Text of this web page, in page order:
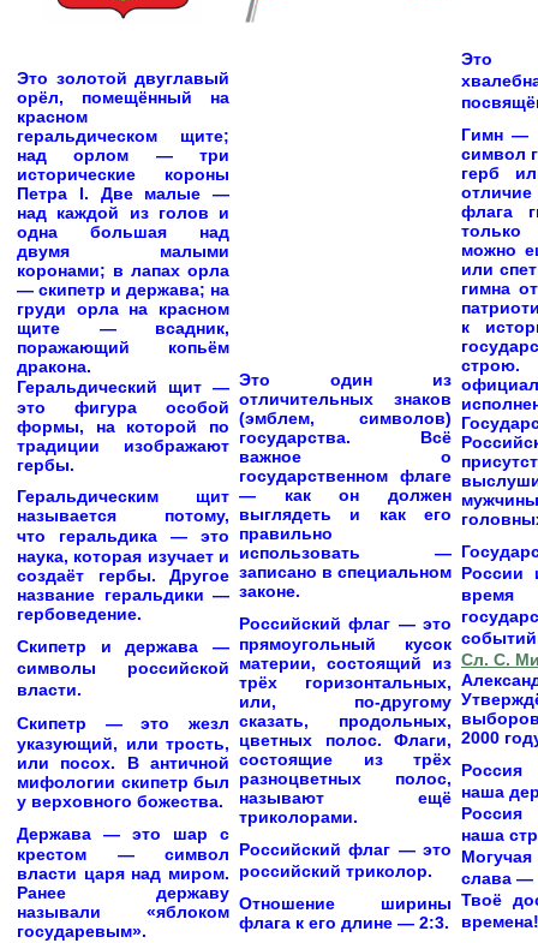
Это золотой двуглавый
орёл, помещённый на
красном
геральдическом щите;
над орлом — три
исторические короны
Петра I. Две малые —
над каждой из голов и
одна большая над
двумя малыми
коронами; в лапах орла
— скипетр и держава; на
груди орла на красном
щите — всадник,
поражающий копьём
дракона.
Геральдический щит —
это фигура особой
формы, на которой по
традиции изображают
гербы.
Геральдическим щит
называется потому,
что геральдика — это
наука, которая изучает и
создаёт гербы. Другое
название геральдики —
гербоведение.
Скипетр и держава —
символы российской
власти.
Скипетр — это жезл
указующий, или трость,
или посох. В античной
мифологии скипетр был
у верховного божества.
Держава— это шар с
крестом — символ
власти царя над миром.
Ранее державу
называли «яблоком
государевым».
Это один из
отличительных знаков
(эмблем, символов)
государства. Всё
важное о
государственном флаге
— как он должен
выглядеть и как его
правильно
использовать —
записано в специальном
законе.
Российский флаг — это
прямоугольный кусок
материи, состоящий из
трёх горизонтальных,
или, по-другому
сказать, продольных,
цветных полос. Флаги,
состоящие из трёх
разноцветных полос,
называют ещё
триколорами.
Российский флаг — это
российский триколор.
Отношение ширины
флага к его длине — 2:3.
Это
Гимн —
символ
герб
флага
можно
или
гимна
к
России
Сл. С.
2000
наша
наша
слава —
Твоё
времена!